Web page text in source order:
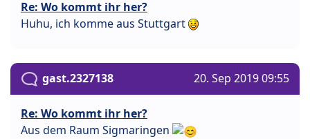
Re: Wo kommt ihr her?
Huhu, ich komme aus Stuttgart
gast.2327138 20. Sep 2019 09:55
Re: Wo kommt ihr her?
Aus dem Raum Sigmaringen